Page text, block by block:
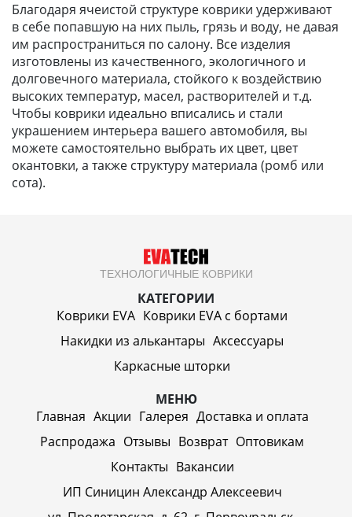
Благодаря ячеистой структуре коврики удерживают
в себе попавшую на них пыль, грязь и воду, не давая
им распространиться по салону. Все изделия
изготовлены из качественного, экологичного и
долговечного материала, стойкого к воздействию
высоких температур, масел, растворителей и т.д.
Чтобы коврики идеально вписались и стали
украшением интерьера вашего автомобиля, вы
можете самостоятельно выбрать их цвет, цвет
окантовки, а также структуру материала (ромб или
сота).
ТЕХНОЛОГИЧНЫЕ КОВРИКИ
КАТЕГОРИИ
Коврики EVA Коврики EVA c бортами
Накидки из алькантары Аксессуары
Каркасные шторки
МЕНЮ
Главная Акции Галерея Доставка и оплата
Распродажа Отзывы Возврат Оптовикам
Контакты Вакансии
ИП Синицин Александр Алексеевич